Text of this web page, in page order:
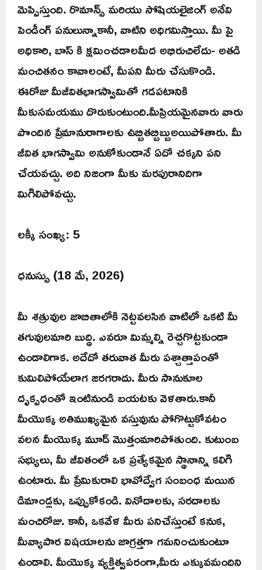
మెప్పిస్తుంది. రొమాన్స్ మరియు సోషియలైజింగ్ అనేవి
పెండీంగ్ పనులున్నాకానీ, వాటిని అధిగమిస్తాయి. మీ పై
అధికారి, బాస్ కి క్షమించడాలమీద అభిరుచిలేదు- అతడి
మంచితనం కావాలంటే, మీపని మీరు చేసుకొండి.
ఈరోజు మీజీవితభాగస్వామితో గడపటానికి
మీకుసమయము దొరుకుంటుంది.మీప్రియమైనవారు వారు
పొందిన ప్రేమానురాగాలకు ఉబ్బితబ్బిబ్బుఅయిపోతారు. మీ
జీవిత భాగస్వామి అనుకోకుండానే ఏదో చక్కని పని
చేయవచ్చు. అది నిజంగా మీకు మరపురానిదిగా
మిగిలిపోవచ్చు.
లక్కీ సంఖ్య: 5
ధనుస్సు (18 మే, 2026)
మీ శత్రువుల జాబితాలోకి నెట్టవలసిన వాటిలో ఒకటి మీ
తగువులమారి బుద్ధి. ఎవరూ మిమ్మల్ని రెచ్చగొట్టకుండా
ఉండాలిగాక. అదేదో తరువాత మీరు పశ్చాత్తాపంతో
కుమిలిపోయేలాగ జరగరాదు. మీరు సానుకూల
దృక్పధంతో ఇంటినుండి బయటకు వెళతారు.కానీ
మీయొక్క అతిముఖ్యమైన వస్తువును పోగొట్టుకోవటం
వలన మీయొక్క మూడ్ మొత్తంమారిపోతుంది. కుటుంబ
సభ్యులు, మీ జీవితంలో ఒక ప్రత్యేకమైన స్థానాన్ని కలిగి
ఉంటారు. మీ ప్రేమికురాలి భావోద్వేగ సంబంధ మయిన
డిమాండ్లకు, ఒప్పుకోకండి. వినోదాలకు, సరదాలకు
మంచిరోజు. కానీ, ఒకవేళ మీరు పనిచేస్తుంటే కనుక,
మీవ్యాపార విషయాలను జాగ్రత్తగా గమనించుకుంటూ
ఉండాలి. మీయొక్క వ్యక్తిత్వపరంగా,మీరు ఎక్కువమందిని